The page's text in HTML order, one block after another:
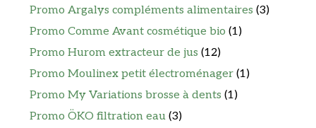
Promo Argalys compléments alimentaires (3)
Promo Comme Avant cosmétique bio (1)
Promo Hurom extracteur de jus (12)
Promo Moulinex petit électroménager (1)
Promo My Variations brosse à dents (1)
Promo ÖKO filtration eau (3)